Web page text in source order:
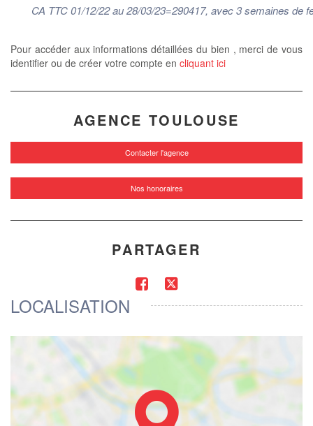
CA TTC 01/12/22 au 28/03/23=290417, avec 3 semaines de
Pour accéder aux informations détaillées du bien , merci de vous
identifier ou de créer votre compte en cliquant ici
AGENCE TOULOUSE
Contacter l'agence
Nos honoraires
PARTAGER
LOCALISATION